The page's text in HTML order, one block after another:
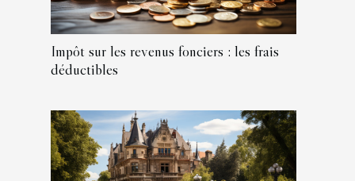
Impôt sur les revenus fonciers : les frais
déductibles